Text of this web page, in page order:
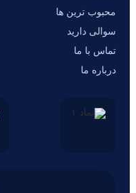
محبوب ترین ها
سوالی دارید
تماس با ما
درباره ما